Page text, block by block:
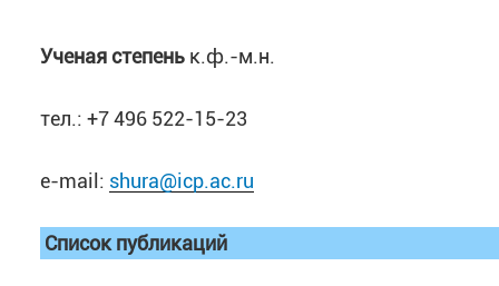
Ученая степень к.ф.-м.н.
тел.: +7 496 522-15-23
e-mail: shura@icp.ac.ru
Список публикаций